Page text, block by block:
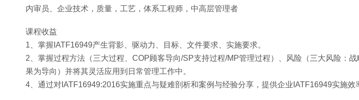
内审员、企业技术，质量，工艺，体系工程师，中高层管理者
课程收益
1、掌握IATF16949产生背影、驱动力、目标、文件要求、实施要求。
2、掌握过程方法（三大过程、COP顾客导向/SP支持过程/MP管理过程）、风险（三大风险：
果为导向）并将其灵活应用到日常管理工作中。
4、通过对IATF16949:2016实施重点与疑难剖析和案例与经验分享，提供企业IATF16949实施效